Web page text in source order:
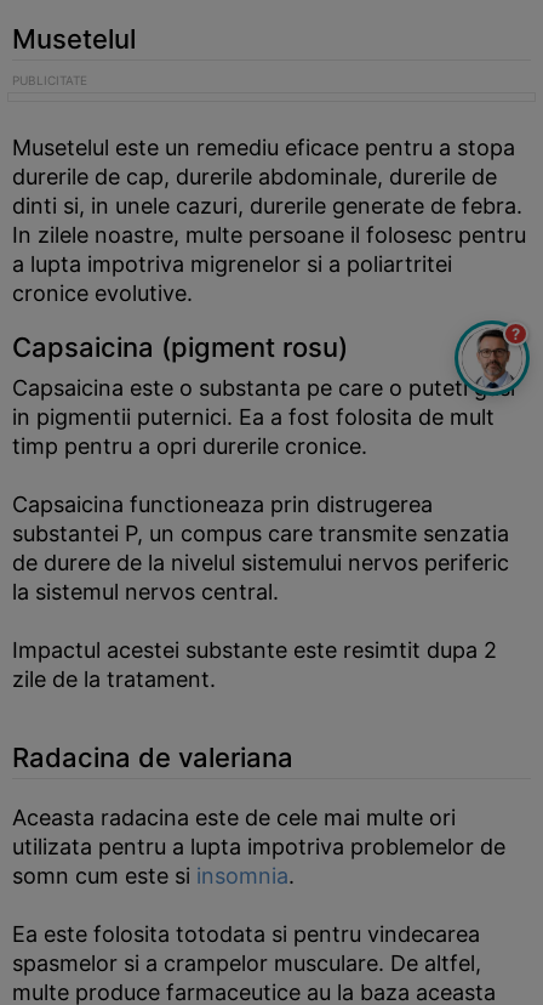
Musetelul
Musetelul este un remediu eficace pentru a stopa
durerile de cap, durerile abdominale, durerile de
dinti si, in unele cazuri, durerile generate de febra.
In zilele noastre, multe persoane il folosesc pentru
a lupta impotriva migrenelor si a poliartritei
cronice evolutive.
Capsaicina (pigment rosu)
Capsaicina este o substanta pe care o puteti gasi
in pigmentii puternici. Ea a fost folosita de mult
timp pentru a opri durerile cronice.
Capsaicina functioneaza prin distrugerea
substantei P, un compus care transmite senzatia
de durere de la nivelul sistemului nervos periferic
la sistemul nervos central.
Impactul acestei substante este resimtit dupa 2
zile de la tratament.
Radacina de valeriana
Aceasta radacina este de cele mai multe ori
utilizata pentru a lupta impotriva problemelor de
somn cum este si insomnia.
Ea este folosita totodata si pentru vindecarea
spasmelor si a crampelor musculare. De altfel,
multe produce farmaceutice au la baza aceasta
?